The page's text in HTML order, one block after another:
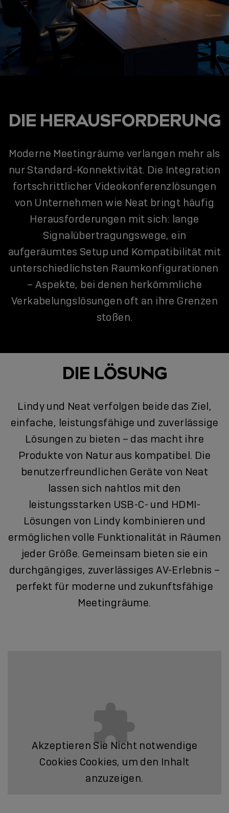
DIE HERAUSFORDERUNG
Moderne Meetingräume verlangen mehr als
nur Standard-Konnektivität. Die Integration
fortschrittlicher Videokonferenzlösungen
von Unternehmen wie Neat bringt häufig
Herausforderungen mit sich: lange
Signalübertragungswege, ein
aufgeräumtes Setup und Kompatibilität mit
unterschiedlichsten Raumkonfigurationen
– Aspekte, bei denen herkömmliche
Verkabelungslösungen oft an ihre Grenzen
stoßen.
DIE LÖSUNG
Lindy und Neat verfolgen beide das Ziel,
einfache, leistungsfähige und zuverlässige
Lösungen zu bieten – das macht ihre
Produkte von Natur aus kompatibel. Die
benutzerfreundlichen Geräte von Neat
lassen sich nahtlos mit den
leistungsstarken USB-C- und HDMI-
Lösungen von Lindy kombinieren und
ermöglichen volle Funktionalität in Räumen
jeder Größe. Gemeinsam bieten sie ein
durchgängiges, zuverlässiges AV-Erlebnis –
perfekt für moderne und zukunftsfähige
Meetingräume.
Akzeptieren Sie Nicht notwendige
Cookies Cookies, um den Inhalt
anzuzeigen.